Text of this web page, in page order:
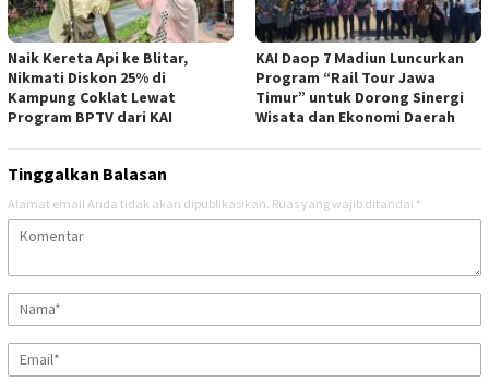
Naik Kereta Api ke Blitar,
Nikmati Diskon 25% di
Kampung Coklat Lewat
Program BPTV dari KAI
KAI Daop 7 Madiun Luncurkan
Program “Rail Tour Jawa
Timur” untuk Dorong Sinergi
Wisata dan Ekonomi Daerah
Tinggalkan Balasan
Alamat email Anda tidak akan dipublikasikan. Ruas yang wajib ditandai *